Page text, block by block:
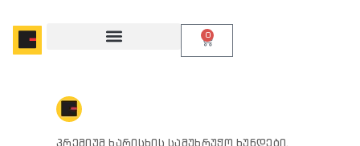
0
პრემიუმ ხარისხის სამუხრუჭო ხუნდები.